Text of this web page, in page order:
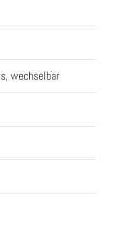
wechselbar